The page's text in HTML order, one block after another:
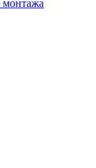
монтажа